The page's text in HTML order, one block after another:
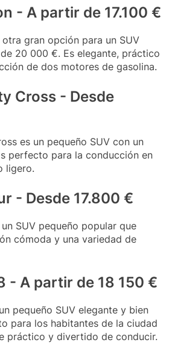
- A partir de 17.100 €
gran opción para un SUV
20 000 €. Es elegante, práctico
de dos motores de gasolina.
Cross - Desde
es un pequeño SUV con un
perfecto para la conducción en
ligero.
- Desde 17.800 €
SUV pequeño popular que
cómoda y una variedad de
- A partir de 18 150 €
pequeño SUV elegante y bien
para los habitantes de la ciudad
práctico y divertido de conducir.